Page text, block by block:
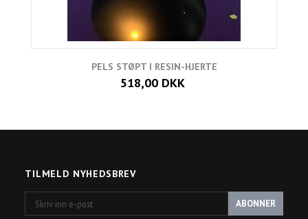
PELS STØPT I RESIN-HJERTE
518,00 DKK
TILMELD NYHEDSBREV
ABONNER